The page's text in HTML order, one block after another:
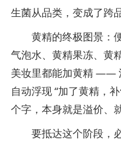
生菌从品类，变成了跨
黄精的终极图景：便
气泡水、黄精果冻、黄
美妆里都能加黄精 ——
自动浮现 “加了黄精，
个字，本身就是溢价、
要抵达这个阶段，必